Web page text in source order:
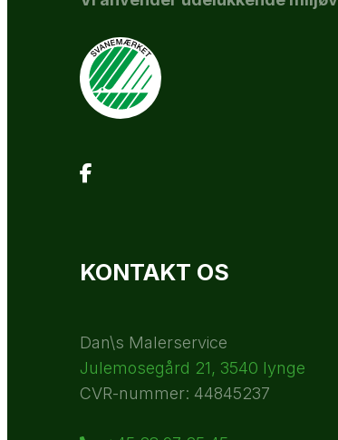
KONTAKT OS
Dan\s Malerservice
Julemosegård 21, 3540 lynge
CVR-nummer: 44845237